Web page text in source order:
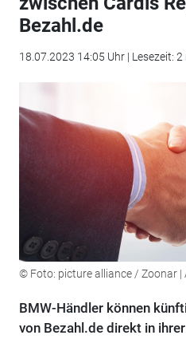
Bezahl.de
18.07.2023 14:05 Uhr | Lesezeit: 2
© Foto: picture alliance / Zoonar |
BMW-Händler können
von Bezahl.de direkt in